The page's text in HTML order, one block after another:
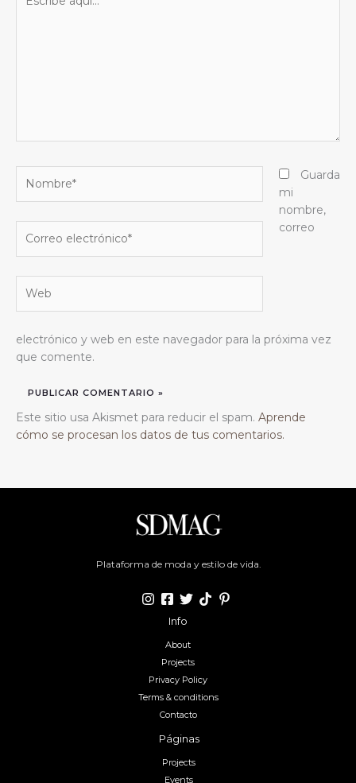
aquí...
electrónico*
Guarda
mi
nombre,
correo
electrónico y web en este navegador para la próxima vez
que comente.
Este sitio usa Akismet para reducir el spam. Aprende
cómo se procesan los datos de tus comentarios.
Plataforma de moda y estilo de vida.
Info
About
Projects
Privacy Policy
Terms & conditions
Contacto
Páginas
Projects
Events